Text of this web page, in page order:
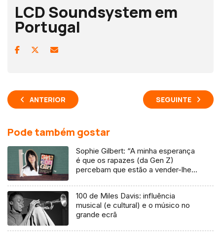
LCD Soundsystem em
Portugal
ANTERIOR SEGUINTE
Pode também gostar
Sophie Gilbert: “A minha esperança
é que os rapazes (da Gen Z)
percebam que estão a vender-lhes
100 de Miles Davis: influência
musical (e cultural) e o músico no
grande ecrã